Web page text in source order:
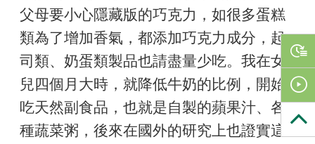
父母要小心隱藏版的巧克力，如很多蛋糕
類為了增加香氣，都添加巧克力成分，起
司類、奶蛋類製品也請盡量少吃。我在女
兒四個月大時，就降低牛奶的比例，開始
吃天然副食品，也就是自製的蘋果汁、各
種蔬菜粥，後來在國外的研究上也證實這